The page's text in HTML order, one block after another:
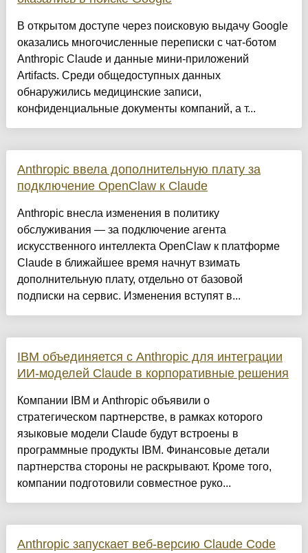
В открытом доступе через поисковую выдачу Google
оказались многочисленные переписки с чат-ботом
Anthropic Claude и данные мини-приложений
Artifacts. Среди общедоступных данных
обнаружились медицинские записи,
конфиденциальные документы компаний, а т...
Anthropic ввела дополнительную плату за
подключение OpenClaw к Claude
Anthropic внесла изменения в политику
обслуживания — за подключение агента
искусственного интеллекта OpenClaw к платформе
Claude в ближайшее время начнут взимать
дополнительную плату, отдельно от базовой
подписки на сервис. Изменения вступят в...
IBM объединяется с Anthropic для интеграции
ИИ-моделей Claude в корпоративные решения
Компании IBM и Anthropic объявили о
стратегическом партнерстве, в рамках которого
языковые модели Claude будут встроены в
программные продукты IBM. Финансовые детали
партнерства стороны не раскрывают. Кроме того,
компании подготовили совместное руко...
Anthropic запускает веб-версию Claude Code